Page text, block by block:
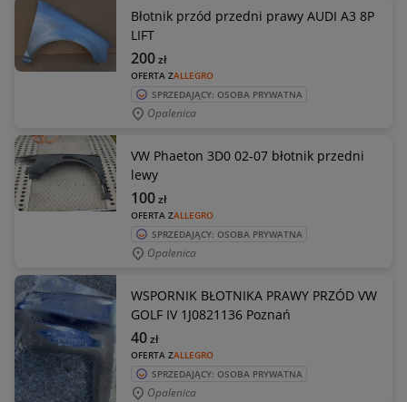
Błotnik przód przedni prawy AUDI A3 8P
LIFT
OFERTA ZALLEGRO
200zł
SPRZEDAJĄCY: OSOBA PRYWATNA
Opalenica
VW Phaeton 3D0 02-07 błotnik przedni
lewy
OFERTA ZALLEGRO
100zł
SPRZEDAJĄCY: OSOBA PRYWATNA
Opalenica
WSPORNIK BŁOTNIKA PRAWY PRZÓD VW
GOLF IV 1J0821136 Poznań
OFERTA ZALLEGRO
40zł
SPRZEDAJĄCY: OSOBA PRYWATNA
Opalenica